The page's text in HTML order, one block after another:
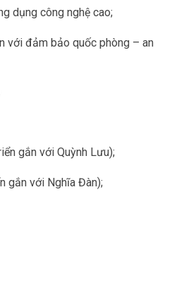
dụng công nghệ cao;
với đảm bảo quốc phòng – an
gắn với Quỳnh Lưu);
gắn với Nghĩa Đàn);